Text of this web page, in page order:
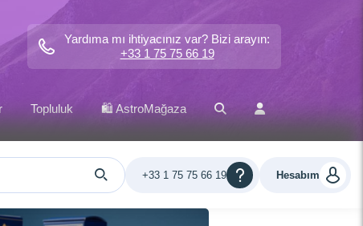
Yardıma mı ihtiyacınız var? Bizi arayın:
+33 1 75 75 66 19
Topluluk 🛍️ AstroMağaza
Hesabım
+33 1 75 75 66 19